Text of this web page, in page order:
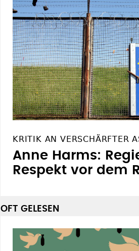
KRITIK AN VERSCHÄRFTER
Anne Harms:
Respekt vor dem
OFT GELESEN